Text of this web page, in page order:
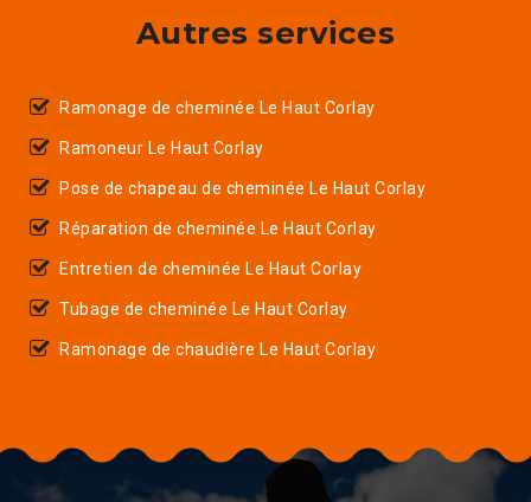
Autres services
Ramonage de cheminée Le Haut Corlay
Ramoneur Le Haut Corlay
Pose de chapeau de cheminée Le Haut Corlay
Réparation de cheminée Le Haut Corlay
Entretien de cheminée Le Haut Corlay
Tubage de cheminée Le Haut Corlay
Ramonage de chaudière Le Haut Corlay